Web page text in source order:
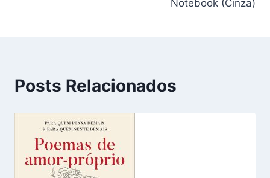
Notebook (Cinza)
Posts Relacionados